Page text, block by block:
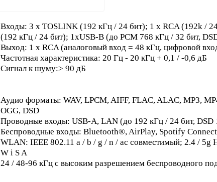
Входы: 3 x TOSLINK (192 кГц / 24 бит); 1 x RCA (192k /
(192 кГц / 24 бит); 1xUSB-B (до PCM 768 кГц / 32 бит,
Выход: 1 х RCA (аналоговый вход = 48 кГц, цифровой
Частотная характеристика: 20 Гц - 20 кГц + 0,1 / -0,6 дБ
Сигнал к шуму:> 90 дБ
Аудио форматы: WAV, LPCM, AIFF, FLAC, ALAC, MP3,
OGG, DSD
Проводные входы: USB-A, LAN (до 192 кГц / 24 бит,
Беспроводные входы: Bluetooth®, AirPlay, Spotify
WLAN: IEEE 802.11 a / b / g / n / ac совместимый; 2.4 / 5g
W i S A
24 / 48-96 кГц с высоким разрешением беспроводного